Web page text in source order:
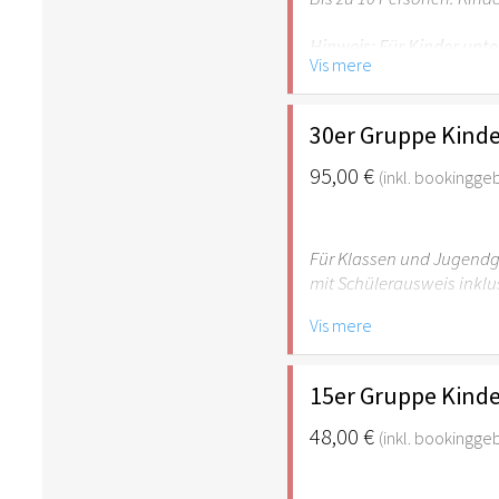
Hinweis: Für Kinder
empfehlenswert.
Vis mere
30er Gruppe
95,00 € (inkl.
Für Klassen und
mit Schülerausweis
Hinweis: Für Kinder
empfehlenswert.
Vis mere
15er Gruppe
48,00 € (inkl.